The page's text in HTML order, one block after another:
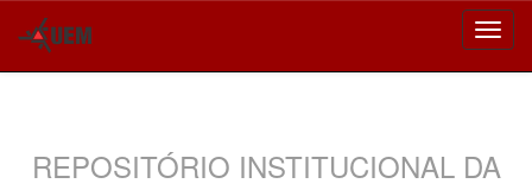
REPOSITÓRIO INSTITUCIONAL DA